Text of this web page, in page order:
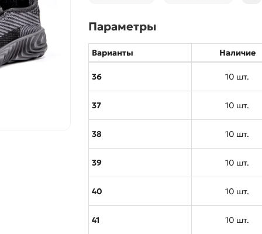
Параметры
Варианты Наличие
36 10 шт.
37 10 шт.
38 10 шт.
39 10 шт.
40 10 шт.
41 10 шт.